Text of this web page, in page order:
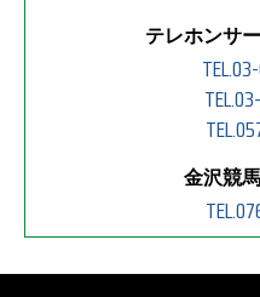
テレホンサ
金沢競